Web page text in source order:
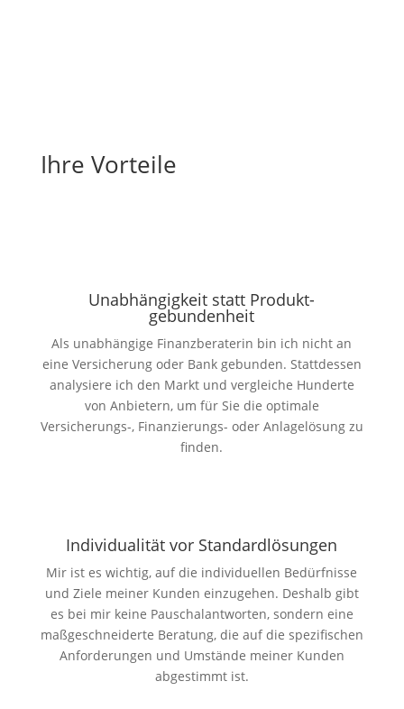
Ihre Vorteile
Unabhängig­keit statt Produkt­
gebundenheit
Als unabhängige Finanzberaterin bin ich nicht an
eine Versicherung oder Bank gebunden. Stattdessen
analysiere ich den Markt und vergleiche Hunderte
von Anbietern, um für Sie die optimale
Versicherungs-, Finanzierungs- oder Anlagelösung zu
finden.
Individuali­tät vor Standard­lösungen
Mir ist es wichtig, auf die individuellen Bedürfnisse
und Ziele meiner Kunden einzugehen. Deshalb gibt
es bei mir keine Pauschalantworten, sondern eine
maßgeschneiderte Beratung, die auf die spezifischen
Anforderungen und Umstände meiner Kunden
abgestimmt ist.